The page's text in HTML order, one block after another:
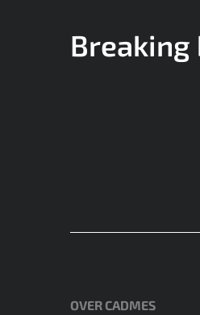
OVER CADMES